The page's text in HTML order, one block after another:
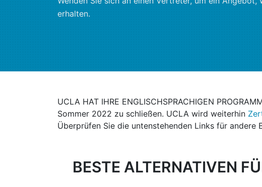
erhalten.
UCLA HAT IHRE ENGLISCHSPRACHIGEN
Sommer 2022 zu schließen. UCLA wird weiterhin
Überprüfen Sie die untenstehenden Links für andere
BESTE ALTERNATIVEN